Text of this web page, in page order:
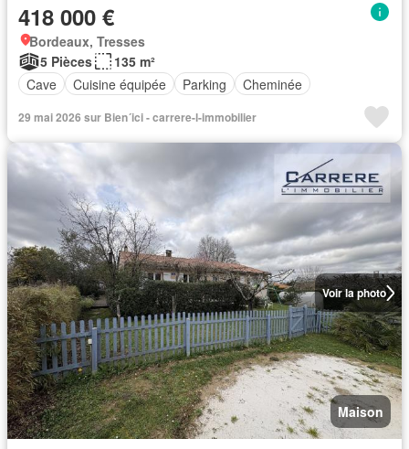
418 000 €
Bordeaux, Tresses
5 Pièces
135 m²
Cave
Cuisine équipée Parking Cheminée
29 mai 2026 sur Bien´ici - carrere-l-immobilier
Voir la photo
Maison